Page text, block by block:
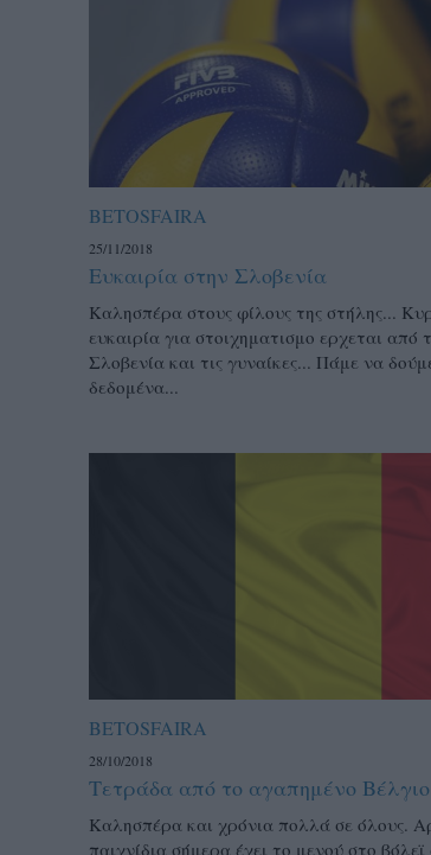
BETOSFAIRA
25/11/2018
Ευκαιρία στην Σλοβενία
Καλησπέρα στους φίλους της στήλης...
ευκαιρία για στοιχηματισμο ερχεται από
Σλοβενία και τις γυναίκες... Πάμε να
δεδομένα...
BETOSFAIRA
28/10/2018
Τετράδα από το αγαπημένο Βέλγιο
Καλησπέρα και χρόνια πολλά σε όλους.
παιχνίδια σήμερα έχει το μενού στο